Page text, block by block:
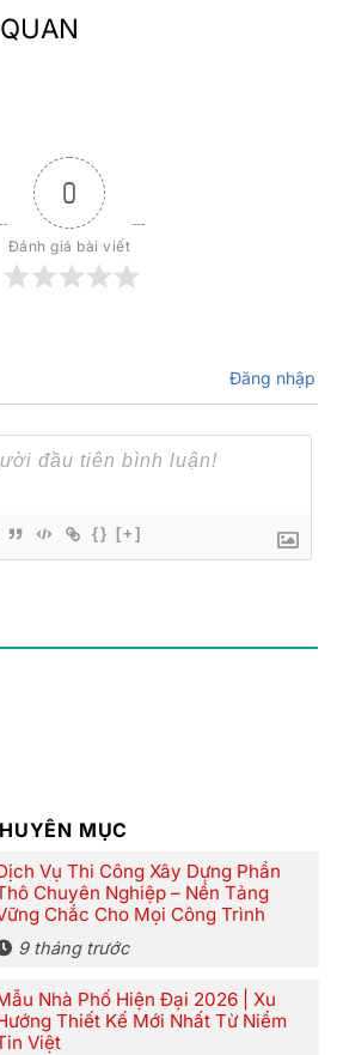
0
Đánh giá bài viết
Đăng nhập
{} [+]
MỤC
Vụ Thi Công Xây Dựng Phần
Chuyên Nghiệp – Nền Tảng
Chắc Cho Mọi Công Trình
9 tháng trước
Nhà Phố Hiện Đại 2026 | Xu
Thiết Kế Mới Nhất Từ Niềm
Việt